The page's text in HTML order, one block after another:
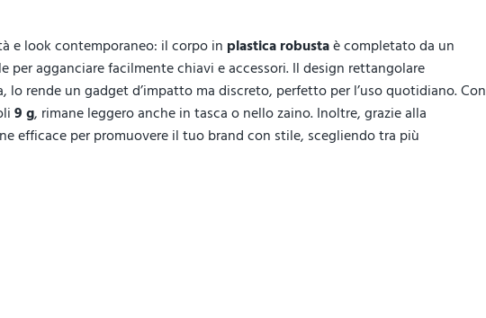
e look contemporaneo: il corpo in plastica robustaè completato da un
per agganciare facilmente chiavi e accessori. Il design rettangolare
rende un gadget d’impatto ma discreto, perfetto per l’uso quotidiano. Con
9 g, rimane leggero anche in tasca o nello zaino. Inoltre, grazie alla
efficace per promuovere il tuo brand con stile, scegliendo tra più